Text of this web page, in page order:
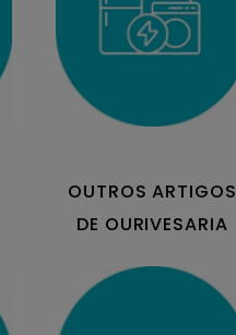
OUTROS ARTIGOS
DE OURIVESARIA